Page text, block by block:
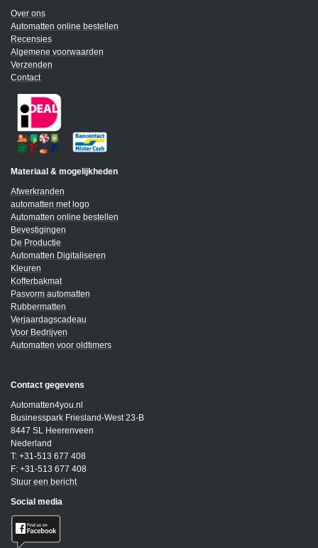
Over ons
Automatten online bestellen
Recensies
Algemene voorwaarden
Verzenden
Contact
Materiaal & mogelijkheden
Afwerkranden
automatten met logo
Automatten online bestellen
Bevestigingen
De Productie
Automatten Digitaliseren
Kleuren
Kofferbakmat
Pasvorm automatten
Rubbermatten
Verjaardagscadeau
Voor Bedrijven
Automatten voor oldtimers
Contact gegevens
Automatten4you.nl
Businesspark Friesland-West 23-B
8447 SL Heerenveen
Nederland
T: +31-513 677 408
F: +31-513 677 408
Stuur een bericht
Social media